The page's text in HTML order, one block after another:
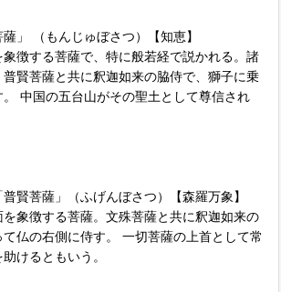
」 （もんじゅぼさつ）【知恵】
徴する菩薩で、特に般若経で説かれる。諸
賢菩薩と共に釈迦如来の脇侍で、獅子に乗
中国の五台山がその聖土として尊信され
賢菩薩」（ふげんぼさつ）【森羅万象】
象徴する菩薩。文殊菩薩と共に釈迦如来の
仏の右側に侍す。 一切菩薩の上首として常
けるともいう。